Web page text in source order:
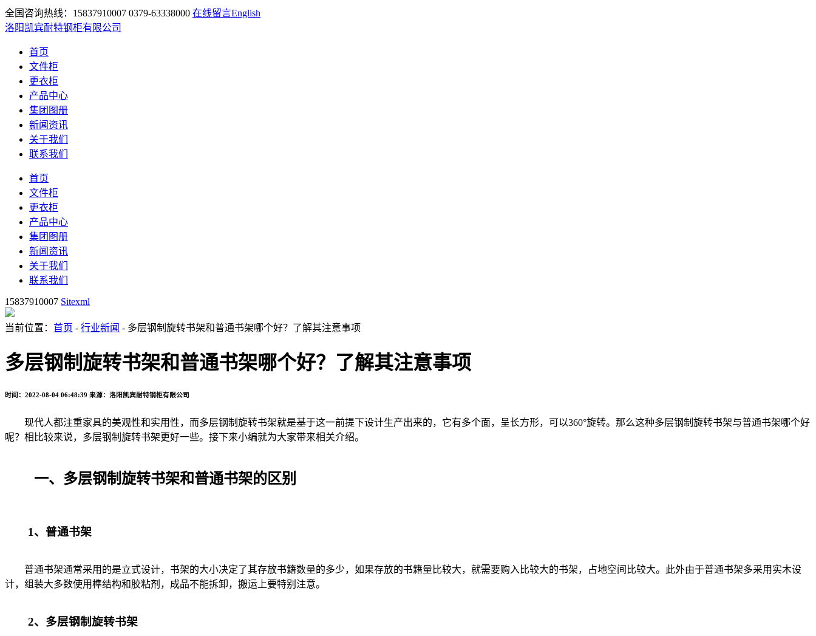
全国咨询热线：15837910007 0379-63338000 在线留言English
洛阳凯宾耐特钢柜有限公司
首页
文件柜
更衣柜
产品中心
集团图册
新闻资讯
关于我们
联系我们
首页
文件柜
更衣柜
产品中心
集团图册
新闻资讯
关于我们
联系我们
15837910007 Sitexml
当前位置： 首页 - 行业新闻 - 多层钢制旋转书架和普通书架哪个好？了解其注意事项
多层钢制旋转书架和普通书架哪个好？了解其注意事项
时间：2022-08-04 06:48:39 来源：洛阳凯宾耐特钢柜有限公司
现代人都注重家具的美观性和实用性，而多层钢制旋转书架就是基于这一前提下设计生产出来的，它有多个面，呈长方形，可以360°旋转。那么这种多层钢制旋转书架与普通书架哪个好
呢？相比较来说，多层钢制旋转书架更好一些。接下来小编就为大家带来相关介绍。
一、多层钢制旋转书架和普通书架的区别
1、普通书架
普通书架通常采用的是立式设计，书架的大小决定了其存放书籍数量的多少，如果存放的书籍量比较大，就需要购入比较大的书架，占地空间比较大。此外由于普通书架多采用实木设
计，组装大多数使用榫结构和胶粘剂，成品不能拆卸，搬运上要特别注意。
2、多层钢制旋转书架